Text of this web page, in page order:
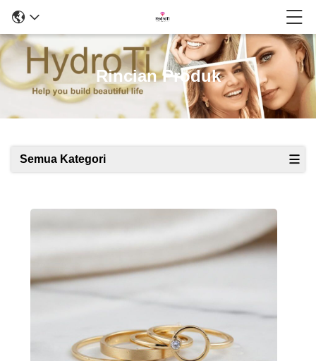
Rincian Produk
Semua Kategori